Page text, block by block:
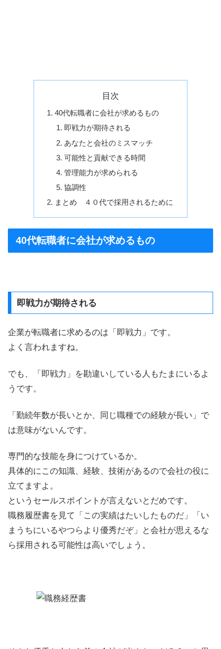
目次
40代転職者に会社が求めるもの
即戦力が期待される
あなたと会社のミスマッチ
可能性と貢献できる時間
管理能力が求められる
協調性
まとめ ４０代で採用されるために
40代転職者に会社が求めるもの
即戦力が期待される
企業が転職者に求めるのは「即戦力」です。
よく言われますね。
でも、「即戦力」を勘違いしている人もたまにいるよ
うです。
「勤続年数が長いとか、同じ職種での経験が長い」で
は意味がないんです。
専門的な技能を身につけているか。
具体的にこの知識、経験、技術があるので会社の役に
立てますよ。
というセールスポイントが言えないとだめです。
職務履歴書を見て「この実績はたいしたものだ」「い
まうちにいるやつらより優秀だぞ」と会社が思えるな
ら採用される可能性は高いでしょう。